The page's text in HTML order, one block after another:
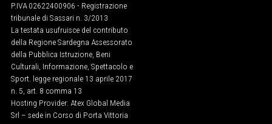
P.IVA 02622400906 - Registrazione
tribunale di Sassari n. 3/2013
La testata usufruisce del contributo
della Regione Sardegna Assessorato
della Pubblica Istruzione, Beni
Culturali, Informazione, Spettacolo e
Sport. legge regionale 13 aprile 2017
n. 5, art. 8 comma 13
Hosting Provider: Atex Global Media
Srl – sede in Corso di Porta Vittoria